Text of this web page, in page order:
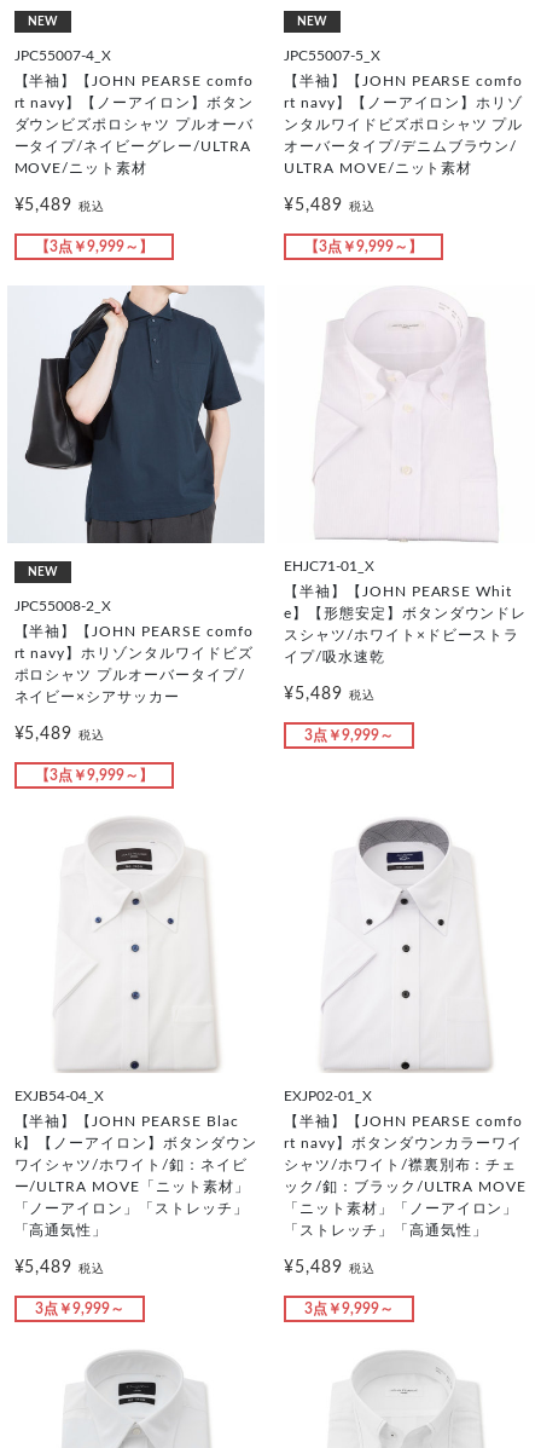
NEW
JPC55007-4_X
【半袖】【JOHN PEARSE comfo
rt navy】【ノーアイロン】ボタン
ダウンビズポロシャツ プルオーバ
ータイプ/ネイビーグレー/ULTRA
MOVE/ニット素材
¥5,489税込
【3点￥9,999～】
NEW
JPC55007-5_X
【半袖】【JOHN PEARSE comfo
rt navy】【ノーアイロン】ホリゾ
ンタルワイドビズポロシャツ プル
オーバータイプ/デニムブラウン/
ULTRA MOVE/ニット素材
¥5,489 税込
【3点￥9,999～】
NEW
JPC55008-2_X
【半袖】【JOHN PEARSE comfo
rt navy】ホリゾンタルワイドビズ
ポロシャツ プルオーバータイプ/
ネイビー×シアサッカー
¥5,489税込
【3点￥9,999～】
EHJC71-01_X
【半袖】【JOHN PEARSE Whit
e】【形態安定】ボタンダウンドレ
スシャツ/ホワイト×ドビーストラ
イプ/吸水速乾
¥5,489 税込
3点￥9,999～
EXJB54-04_X
【半袖】【JOHN PEARSE Blac
k】【ノーアイロン】ボタンダウン
ワイシャツ/ホワイト/釦：ネイビ
ー/ULTRA MOVE「ニット素材」
「ノーアイロン」「ストレッチ」
「高通気性」
¥5,489税込
3点￥9,999～
EXJP02-01_X
【半袖】【JOHN PEARSE comfo
rt navy】ボタンダウンカラーワイ
シャツ/ホワイト/襟裏別布：チェ
ック/釦：ブラック/ULTRA MOVE
「ニット素材」「ノーアイロン」
「ストレッチ」「高通気性」
¥5,489 税込
3点￥9,999～